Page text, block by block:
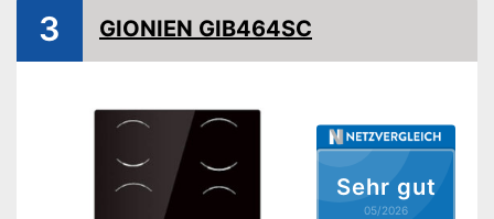
Restwärmeanzeige
Warmhaltefunktion
Kindersicherung
Verfügt über eine
AbschaltautomatikSehr gut
05/2026
3 GIONIEN GIB464SC